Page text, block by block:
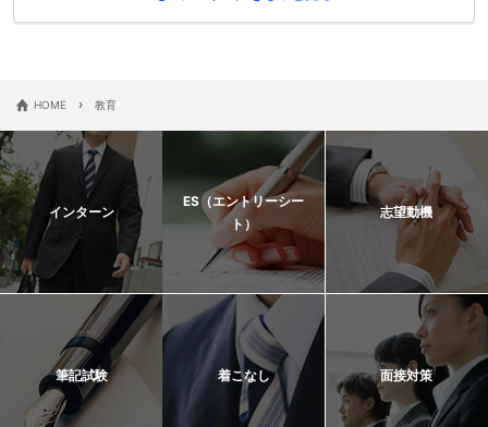
HOME › 教育
インターン
ES（エントリーシー
ト）
志望動機
筆記試験 着こなし 面接対策